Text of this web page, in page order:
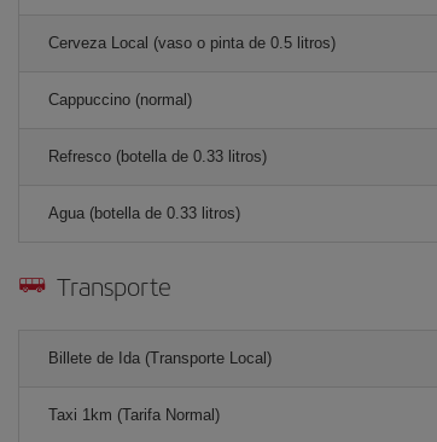
Cerveza Local (vaso o pinta de 0.5 litros)
Cappuccino (normal)
Refresco (botella de 0.33 litros)
Agua (botella de 0.33 litros)
Transporte
Billete de Ida (Transporte Local)
Taxi 1km (Tarifa Normal)